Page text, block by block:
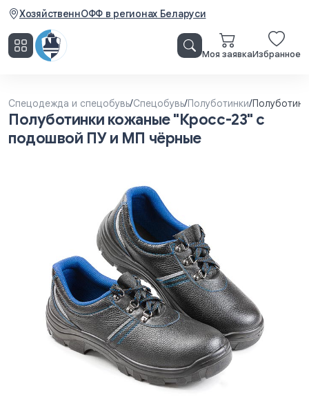
ХозяйственнОФФ в регионах Беларуси
Моя заявкаИзбранное
Полуботинки кожаные "Кросс-23" с
подошвой ПУ и МП чёрные
Спецодежда и спецобувь/Спецобувь/Полуботинки/